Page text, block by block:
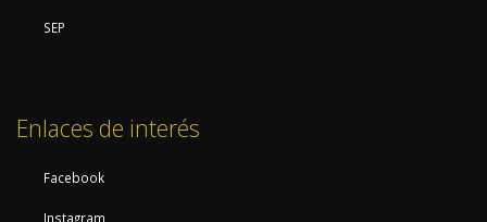
SEP
Enlaces de interés
Facebook
Instagram